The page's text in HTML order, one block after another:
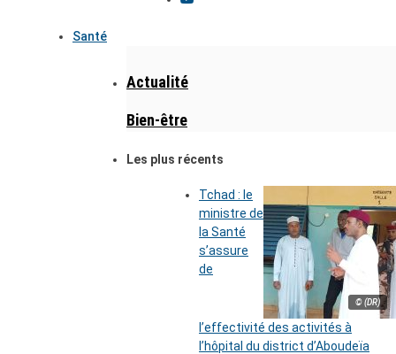
Santé
Actualité
Bien-être
Les plus récents
© (DR)
Tchad : le
ministre de
la Santé
s’assure
de
l’effectivité des activités à
l’hôpital du district d’Aboudeïa